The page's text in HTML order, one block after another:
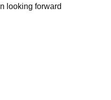
looking forward